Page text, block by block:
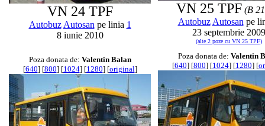
VN 24 TPF
Autobuz Autosan pe linia 1
8 iunie 2010
VN 25 TPF (B
Autobuz Autosan pe
23 septembrie 2009
(alte 2 poze cu VN 25 TPF)
Poza donata de: Valentin Balan
[640] [800] [1024] [1280] [original]
Poza donata de: Valentin
[640] [800] [1024] [1280] [